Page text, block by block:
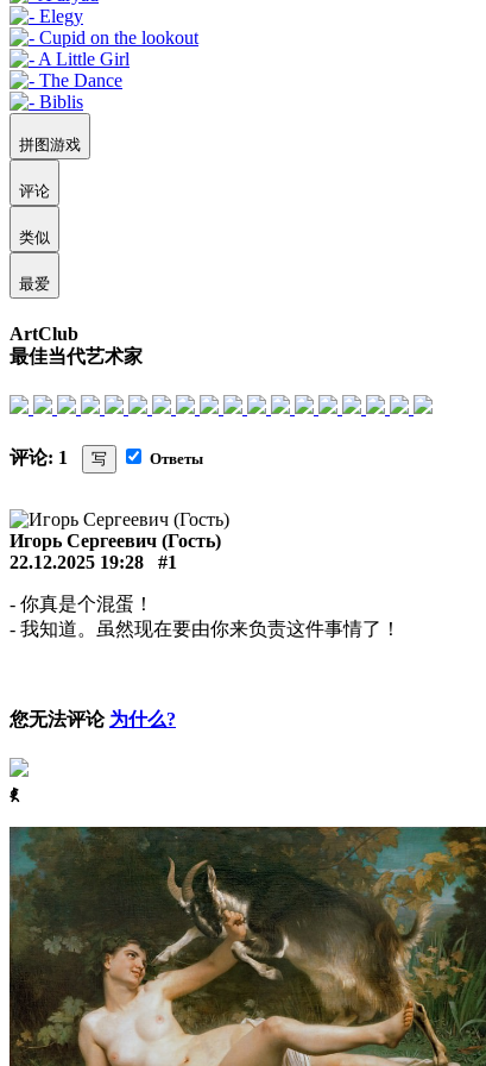
拼图游戏
评论
类似
最爱
ArtClub
最佳当代艺术家
评论: 1 写 Ответы
Игорь Сергеевич (Гость)
22.12.2025 19:28
#1
- 你真是个混蛋！
- 我知道。虽然现在要由你来负责这件事情了！
您无法评论 为什么?
ꈅ